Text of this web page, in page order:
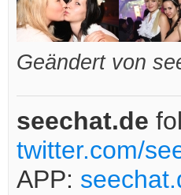
Geändert von
seechat.de
twitter.com/
APP: